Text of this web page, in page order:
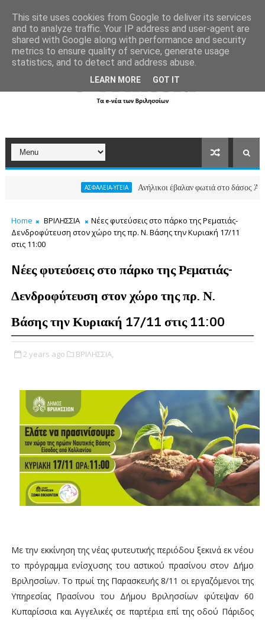
ΑΣΦΑΛΕΙΑ-ΥΓΕΙΑ Ανήλικοι έβαλαν φωτιά στο δάσος Άνω
Home ΒΡΙΛΗΣΣΙΑ
Nέες φυτεύσεις στο πάρκο της Ρεματιάς-
Δενδροφύτευση στον χώρο της πρ. Ν. Βάσης την Κυριακή 17/11
στις 11:00
Nέες φυτεύσεις στο πάρκο της Ρεματιάς-
Δενδροφύτευση στον χώρο της πρ. Ν.
Βάσης την Κυριακή 17/11 στις 11:00
2 years ago ΒΡΙΛΗΣΣΙΑ,
Mε την εκκίνηση της νέας φυτευτικής περιόδου ξεκινά εκ νέου
το πρόγραμμα ενίσχυσης του αστικού πρασίνου στον Δήμο
Βριλησσίων. Το πρωί της Παρασκευής 8/11 οι εργαζόμενοι της
Υπηρεσίας Πρασίνου του Δήμου Βριλησσίων φύτεψαν 60
Κυπαρίσσια και Αγγελικές σε παρτέρια επί της οδού Πάριδος
This site uses cookies from Google to deliver its services
and to analyze traffic. Your IP address and user-agent are
shared with Google along with performance and security
metrics to ensure quality of service, generate usage
statistics, and to detect and address abuse.
LEARN MORE GOT IT